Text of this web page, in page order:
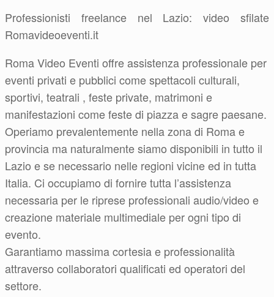
Professionisti freelance nel Lazio: video sfilate
Romavideoeventi.it
Roma Video Eventi offre assistenza professionale per
eventi privati e pubblici come spettacoli culturali,
sportivi, teatrali , feste private, matrimoni e
manifestazioni come feste di piazza e sagre paesane.
Operiamo prevalentemente nella zona di Roma e
provincia ma naturalmente siamo disponibili in tutto il
Lazio e se necessario nelle regioni vicine ed in tutta
Italia. Ci occupiamo di fornire tutta l’assistenza
necessaria per le riprese professionali audio/video e
creazione materiale multimediale per ogni tipo di
evento.
Garantiamo massima cortesia e professionalità
attraverso collaboratori qualificati ed operatori del
settore.